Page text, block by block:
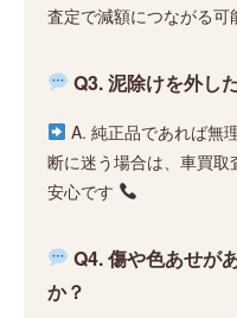
査定で減額につながる可
Q3. 泥除けを外し
A. 純正品であれば無
断に迷う場合は、車買
安心です
Q4. 傷や色あせが
か？